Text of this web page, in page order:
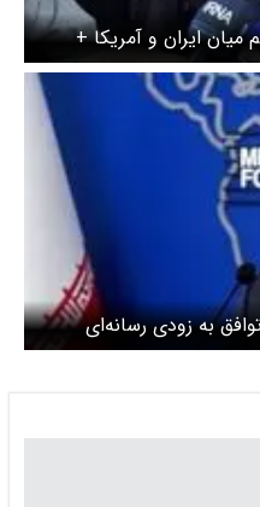
ایران و آمریکا +
به زودی رسانه‌ای